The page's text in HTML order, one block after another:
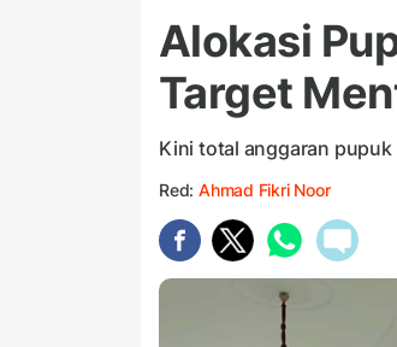
Alokasi
Target
Kini total anggaran
Red: Ahmad Fikri Noor